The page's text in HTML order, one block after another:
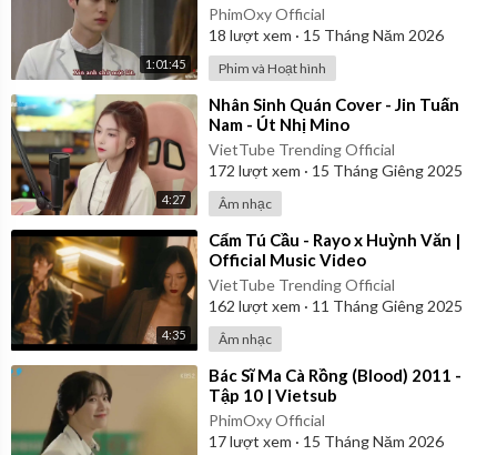
1:01:45
PhimOxy Official
18 lượt xem · 15 Tháng Năm 2026
Phim và Hoạt hình
4:27
⁣Nhân Sinh Quán Cover - Jin Tuấn
Nam - Út Nhị Mino
VietTube Trending Official
172 lượt xem · 15 Tháng Giêng 2025
Âm nhạc
4:35
⁣Cẩm Tú Cầu - Rayo x Huỳnh Văn |
Official Music Video
VietTube Trending Official
162 lượt xem · 11 Tháng Giêng 2025
Âm nhạc
⁣Bác Sĩ Ma Cà Rồng (Blood) 2011 -
Tập 10 | Vietsub
PhimOxy Official
17lượt xem · 15 Tháng Năm 2026